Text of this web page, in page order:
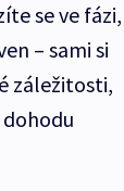
se ve fázi,
– sami si
záležitosti,